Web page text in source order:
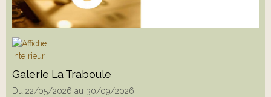
Galerie La Traboule
Du 22/05/2026 au 30/09/2026